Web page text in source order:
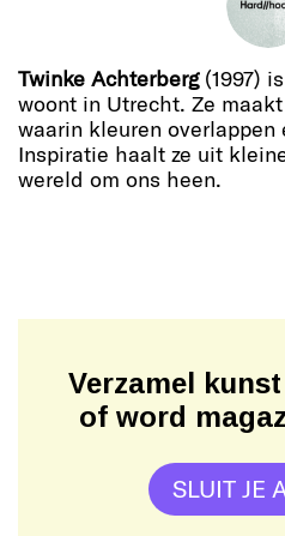
Twinke Achterberg(1997)
woont in Utrecht. Ze
waarin kleuren overlappen
Inspiratie haalt ze uit
wereld om ons heen.
Verzamel
of word
SLUIT JE